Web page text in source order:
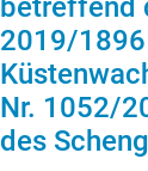
betreffend
2019/1896
Nr. 1052/
des